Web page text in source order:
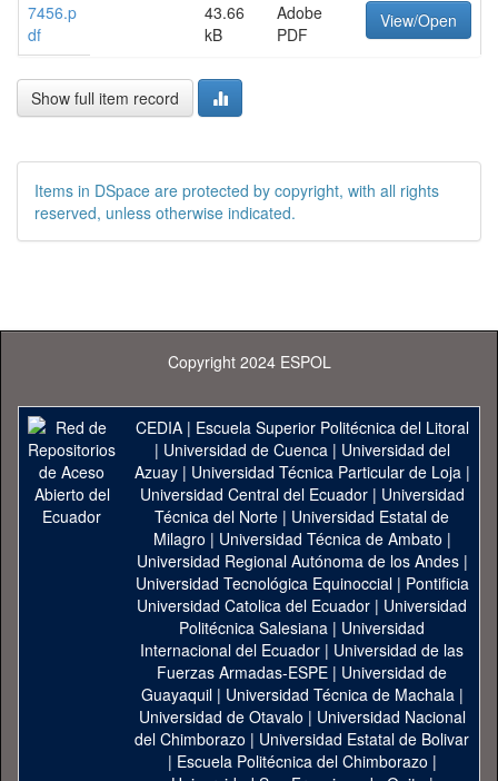
7456.p
df
43.66
kB
Adobe
PDF
View/Open
Show full item record
Items in DSpace are protected by copyright, with all rights
reserved, unless otherwise indicated.
Copyright 2024 ESPOL
CEDIA| Escuela Superior Politécnica del Litoral
| Universidad de Cuenca| Universidad del
Azuay| Universidad Técnica Particular de Loja|
Universidad Central del Ecuador| Universidad
Técnica del Norte | Universidad Estatal de
Milagro | Universidad Técnica de Ambato |
Universidad Regional Autónoma de los Andes|
Universidad Tecnológica Equinoccial| Pontificia
Universidad Catolica del Ecuador | Universidad
Politécnica Salesiana | Universidad
Internacional del Ecuador | Universidad de las
Fuerzas Armadas-ESPE | Universidad de
Guayaquil| Universidad Técnica de Machala|
Universidad de Otavalo | Universidad Nacional
del Chimborazo | Universidad Estatal de Bolivar
| Escuela Politécnica del Chimborazo |